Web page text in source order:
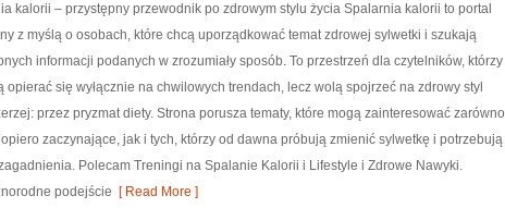
kalorii – przystępny przewodnik po zdrowym stylu życia Spalarnia kalorii to portal
z myślą o osobach, które chcą uporządkować temat zdrowej sylwetki i szukają
informacji podanych w zrozumiały sposób. To przestrzeń dla czytelników, którzy
opierać się wyłącznie na chwilowych trendach, lecz wolą spojrzeć na zdrowy styl
przez pryzmat diety. Strona porusza tematy, które mogą zainteresować zarówno
zaczynające, jak i tych, którzy od dawna próbują zmienić sylwetkę i potrzebują
Polecam Treningi na Spalanie Kalorii i Lifestyle i Zdrowe Nawyki.
podejście [ Read More ]